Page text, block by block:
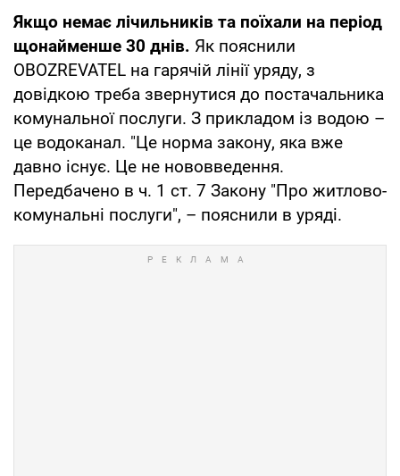
Якщо немає лічильників та поїхали на період
щонайменше 30 днів. Як пояснили
OBOZREVATEL на гарячій лінії уряду, з
довідкою треба звернутися до постачальника
комунальної послуги. З прикладом із водою –
це водоканал. "Це норма закону, яка вже
давно існує. Це не нововведення.
Передбачено в ч. 1 ст. 7 Закону "Про житлово-
комунальні послуги", – пояснили в уряді.